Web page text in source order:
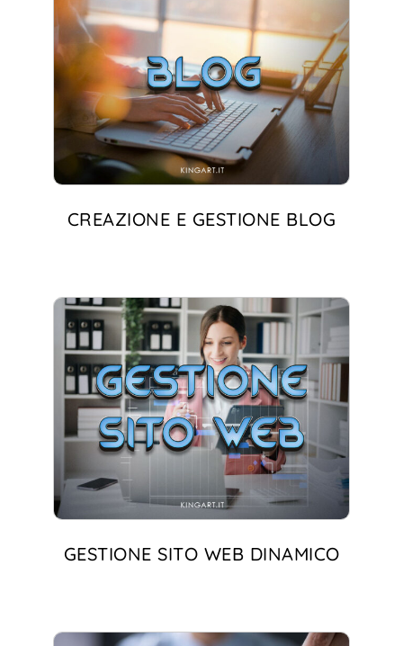
CREAZIONE E GESTIONE BLOG
GESTIONE SITO WEB DINAMICO